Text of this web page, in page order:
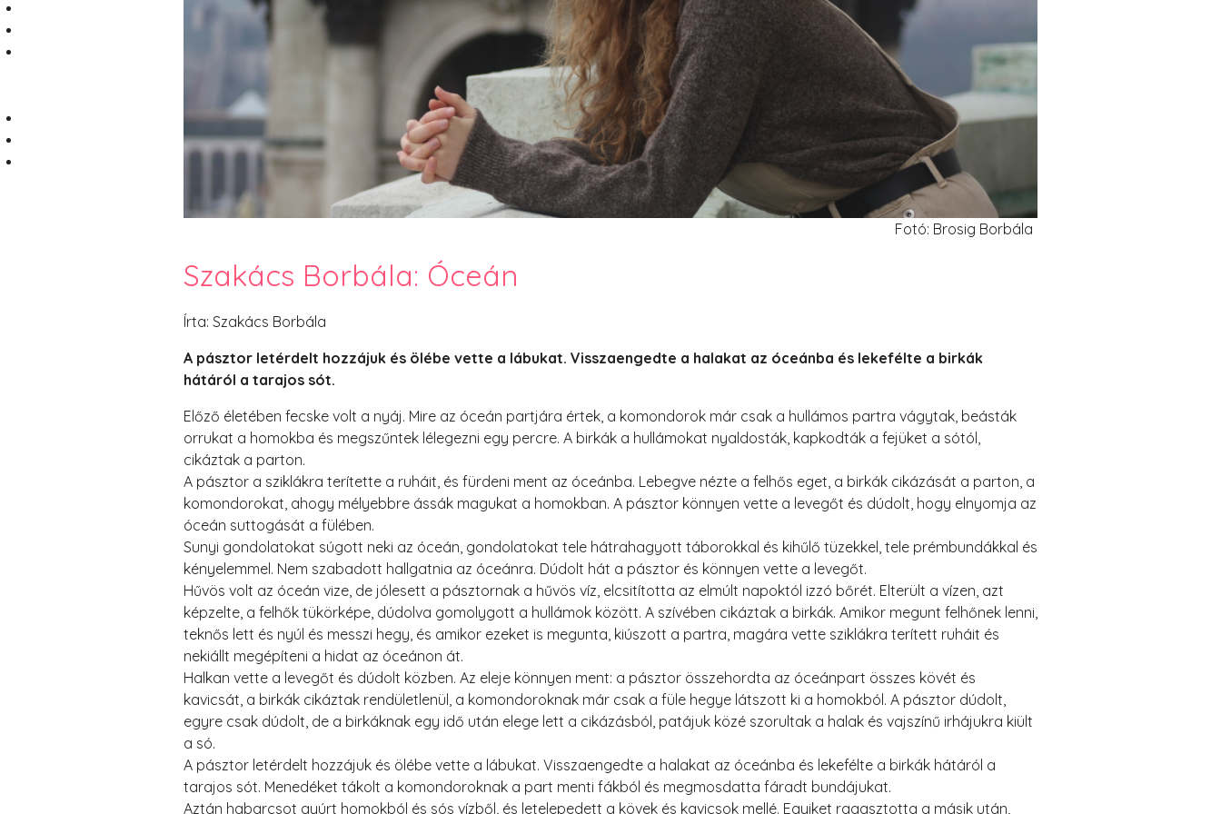
PesText 2023
PesText 2024
PesText 2025
+SZIF
HNB
Eronim Mox szakácskönyve
Spoiler
Fotó: Brosig Borbála
Szakács Borbála: Óceán
Írta: Szakács Borbála
A pásztor letérdelt hozzájuk és ölébe vette a lábukat. Visszaengedte a halakat az óceánba és lekefélte a birkák
hátáról a tarajos sót.
Előző életében fecske volt a nyáj. Mire az óceán partjára értek, a komondorok már csak a hullámos partra vágytak, beásták
orrukat a homokba és megszűntek lélegezni egy percre. A birkák a hullámokat nyaldosták, kapkodták a fejüket a sótól,
cikáztak a parton.
A pásztor a sziklákra terítette a ruháit, és fürdeni ment az óceánba. Lebegve nézte a felhős eget, a birkák cikázását a parton, a
komondorokat, ahogy mélyebbre ássák magukat a homokban. A pásztor könnyen vette a levegőt és dúdolt, hogy elnyomja az
óceán suttogását a fülében.
Sunyi gondolatokat súgott neki az óceán, gondolatokat tele hátrahagyott táborokkal és kihűlő tüzekkel, tele prémbundákkal és
kényelemmel. Nem szabadott hallgatnia az óceánra. Dúdolt hát a pásztor és könnyen vette a levegőt.
Hűvös volt az óceán vize, de jólesett a pásztornak a hűvös víz, elcsitította az elmúlt napoktól izzó bőrét. Elterült a vízen, azt
képzelte, a felhők tükörképe, dúdolva gomolygott a hullámok között. A szívében cikáztak a birkák. Amikor megunt felhőnek lenni,
teknős lett és nyúl és messzi hegy, és amikor ezeket is megunta, kiúszott a partra, magára vette sziklákra terített ruháit és
nekiállt megépíteni a hidat az óceánon át.
Halkan vette a levegőt és dúdolt közben. Az eleje könnyen ment: a pásztor összehordta az óceánpart összes kövét és
kavicsát, a birkák cikáztak rendületlenül, a komondoroknak már csak a füle hegye látszott ki a homokból. A pásztor dúdolt,
egyre csak dúdolt, de a birkáknak egy idő után elege lett a cikázásból, patájuk közé szorultak a halak és vajszínű irhájukra kiült
a só.
A pásztor letérdelt hozzájuk és ölébe vette a lábukat. Visszaengedte a halakat az óceánba és lekefélte a birkák hátáról a
tarajos sót. Menedéket tákolt a komondoroknak a part menti fákból és megmosdatta fáradt bundájukat.
Aztán habarcsot gyúrt homokból és sós vízből, és letelepedett a kövek és kavicsok mellé. Egyiket ragasztotta a másik után,